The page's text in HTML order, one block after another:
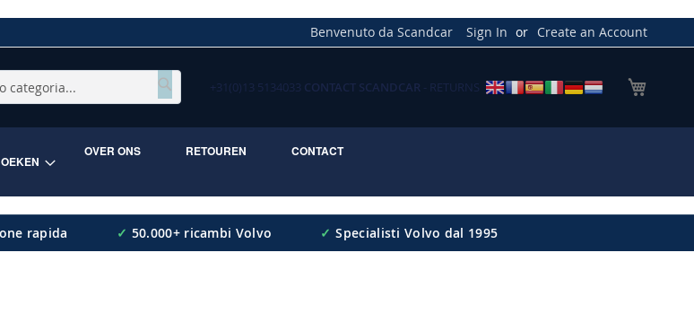
Benvenuto da Scandcar Sign In Create an Account
Cerca
+31(0)13 5134033 CONTACT SCANDCAR - RETURNS
OVER ONS RETOUREN CONTACT
rapida ✓ 50.000+ ricambi Volvo ✓ Specialisti Volvo dal 1995